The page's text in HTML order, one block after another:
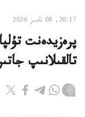
20:17, 08 تامىز 2026
پرەزيدەنت
تالقىلانىپ